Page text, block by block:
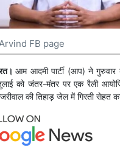
FB page
आम आदमी पार्टी (आप) ने गुरुवार
को जंतर-मंतर पर एक रैली
की तिहाड़ जेल में गिरती सेहत का